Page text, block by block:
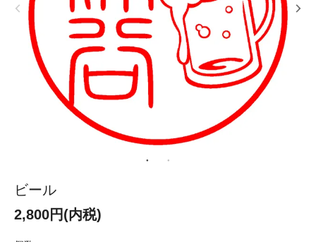
ビール
2,800円(内税)